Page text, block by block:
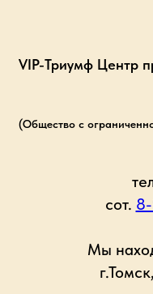
VIP-Триумф Центр
(Общество с
сот.
Мы